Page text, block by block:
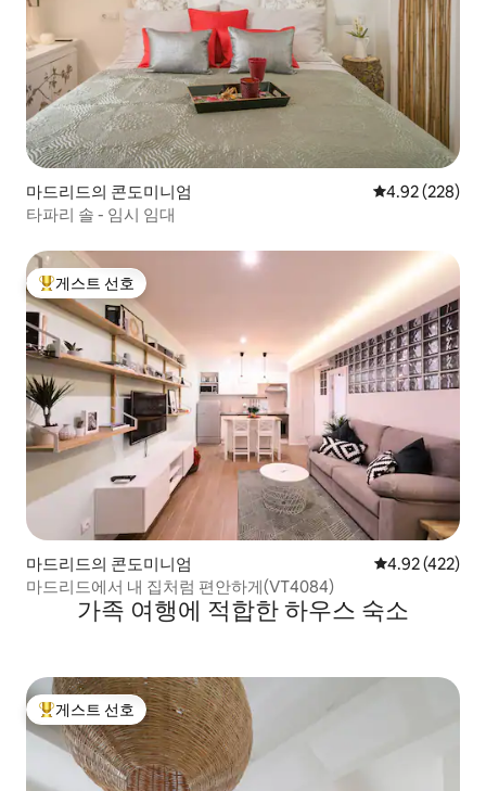
마드리드의 콘도미니엄 평점 4.92점(5
4.92 (228)
타파리 솔 - 임시 임대
상위 게스트 선호
게스트 선호
마드리드의 콘도미니엄 평점 4.92점(5
4.92 (422)
마드리드에서 내 집처럼 편안하게(VT4084)
가족 여행에 적합한 하우스 숙소
상위 게스트 선호
게스트 선호